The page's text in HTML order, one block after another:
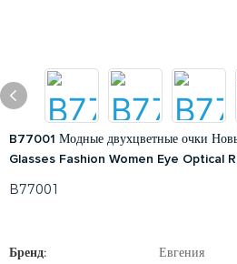
B77001 Модные двухцветные очки
Glasses Fashion Women Eye Optical
B77001
Бренд:
Евгения